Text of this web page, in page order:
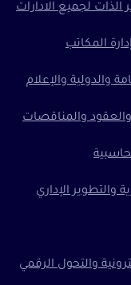
لجميع الادارات
المكاتب
والدولية والإعلام
والعقود والمناقصات
والتطوير الإداري
والتحول الرقمي